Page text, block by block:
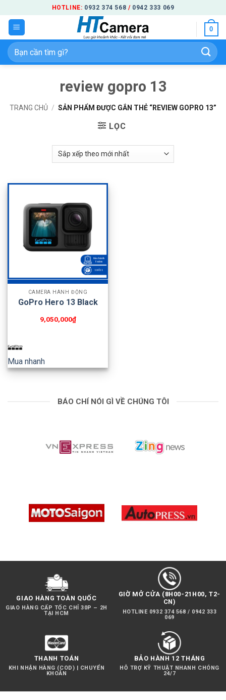
qua
nội
dung
HOTLINE: 0932 374 568 / 0942 333 069
0
Tìm
kiếm:
review gopro 13
TRANG CHỦ / SẢN PHẨM ĐƯỢC GẮN THẺ “REVIEW GOPRO 13”
LỌC
CAMERA HÀNH ĐỘNG
GoPro Hero 13 Black
9,050,000₫
Mua nhanh
BÁO CHÍ NÓI GÌ VỀ CHÚNG TÔI
GIAO HÀNG TOÀN QUỐC
GIAO HÀNG CẤP TỐC CHỈ 30P – 2H
TẠI HCM
GIỜ MỞ CỬA (8H00-21H00, T2-
CN)
HOTLINE 0932 374 568 / 0942 333
069
THANH TOÁN
KHI NHẬN HÀNG (COD) | CHUYỂN
KHOẢN
BẢO HÀNH 12 THÁNG
HỖ TRỢ KỸ THUẬT NHANH CHÓNG
24/7